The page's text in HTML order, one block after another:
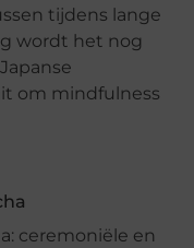
tijdens lange
wordt het nog
om mindfulness
ceremoniële en